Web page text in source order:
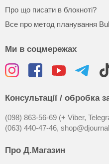
Про що писати в блокноті?
Все про метод планування
Ми в соцмережах
Консультації / обробка
(098) 863-56-69 (+ Viber,
(063) 440-47-46,
Про Д.Магазин